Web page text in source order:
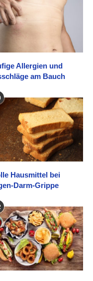
Allergien und
am Bauch
Hausmittel bei
Darm-Grippe